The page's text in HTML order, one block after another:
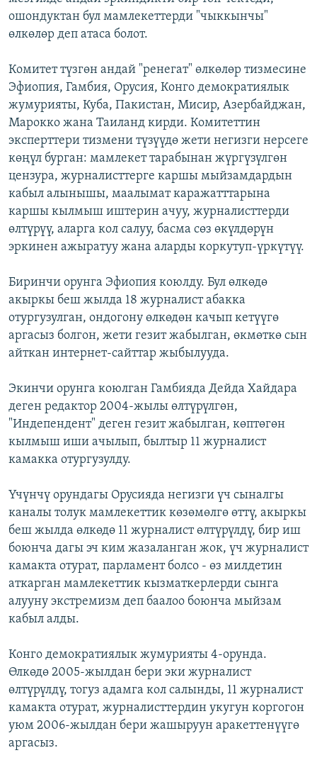
ошондуктан бул мамлекеттерди "чыккынчы"
өлкөлөр деп атаса болот.
Комитет түзгөн андай "ренегат" өлкөлөр тизмесине
Эфиопия, Гамбия, Орусия, Конго демократиялык
жумурияты, Куба, Пакистан, Мисир, Азербайджан,
Марокко жана Таиланд кирди. Комитеттин
эксперттери тизмени түзүүдө жети негизги нерсеге
көңүл бурган: мамлекет тарабынан жүргүзүлгөн
цензура, журналисттерге каршы мыйзамдардын
кабыл алынышы, маалымат каражатттарына
каршы кылмыш иштерин ачуу, журналисттерди
өлтүрүү, аларга кол салуу, басма сөз өкүлдөрүн
эркинен ажыратуу жана аларды коркутуп-үркүтүү.
Биринчи орунга Эфиопия коюлду. Бул өлкөдө
акыркы беш жылда 18 журналист абакка
отургузулган, ондогону өлкөдөн качып кетүүгө
аргасыз болгон, жети гезит жабылган, өкмөткө сын
айткан интернет-сайттар жыбылууда.
Экинчи орунга коюлган Гамбияда Дейда Хайдара
деген редактор 2004-жылы өлтүрүлгөн,
"Индепендент" деген гезит жабылган, көптөгөн
кылмыш иши ачылып, былтыр 11 журналист
камакка отургузулду.
Үчүнчү орундагы Орусияда негизги үч сыналгы
каналы толук мамлекеттик көзөмөлгө өттү, акыркы
беш жылда өлкөдө 11 журналист өлтүрүлдү, бир иш
боюнча дагы эч ким жазаланган жок, үч журналист
камакта отурат, парламент болсо - өз милдетин
аткарган мамлекеттик кызматкерлерди сынга
алууну экстремизм деп баалоо боюнча мыйзам
кабыл алды.
Конго демократиялык жумурияты 4-орунда.
Өлкөдө 2005-жылдан бери эки журналист
өлтүрүлдү, тогуз адамга кол салынды, 11 журналист
камакта отурат, журналисттердин укугун коргогон
уюм 2006-жылдан бери жашыруун аракеттенүүгө
аргасыз.